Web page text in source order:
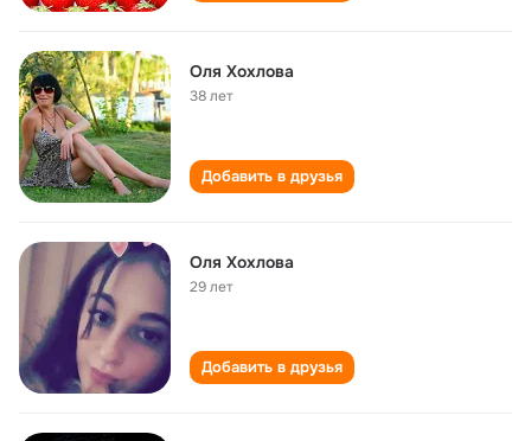
Оля Хохлова
38 лет
Добавить в друзья
Оля Хохлова
29 лет
Добавить в друзья